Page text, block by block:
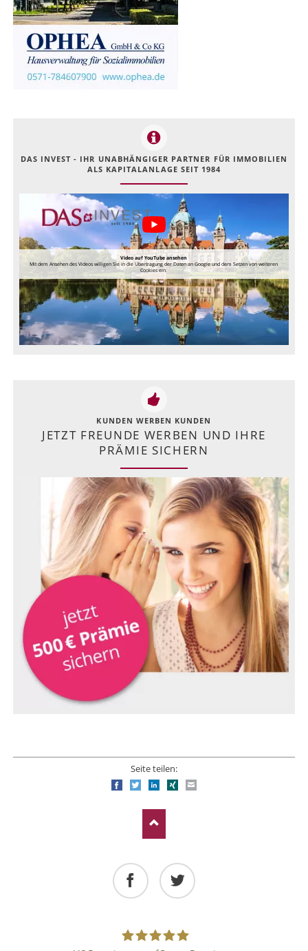
DAS INVEST - IHR UNABHÄNGIGER PARTNER FÜR IMMOBILIEN
ALS KAPITALANLAGE SEIT 1984
Video auf YouTube ansehen
Mit dem Ansehen des Videos willigen Sie in die Übertragung der Daten an Google und dem Setzen von weiteren
Cookies ein.
KUNDEN WERBEN KUNDEN
JETZT FREUNDE WERBEN UND IHRE
PRÄMIE SICHERN
Seite teilen:
FacebookTwitterLinkedIn
Xing